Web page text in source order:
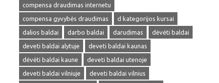
compensa draudimas internetu
compensa gyvybės draudimas
d kategorijos kursai
dalios baldai
darbo baldai darudimas
dėvėti baldai
deveti baldai alytuje
deveti baldai kaunas
dėvėti baldai kaune
deveti baldai utenoje
deveti baldai vilniuje
deveti baldai vilnius